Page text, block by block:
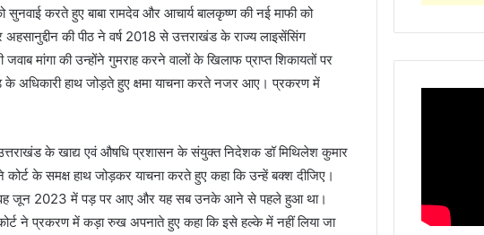
करते हुए बाबा रामदेव और आचार्य बालकृष्ण की नई माफी को
की पीठ ने वर्ष 2018 से उत्तराखंड के राज्य लाइसेंसिंग
मांगा की उन्होंने गुमराह करने वालों के खिलाफ प्राप्त शिकायतों पर
के अधिकारी हाथ जोड़ते हुए क्षमा याचना करते नजर आए। प्रकरण में
के खाद्य एवं औषधि प्रशासन के संयुक्त निदेशक डॉ मिथिलेश कुमार
कोर्ट के समक्ष हाथ जोड़कर याचना करते हुए कहा कि उन्हें बक्श दीजिए।
जून 2023 में पड़ पर आए और यह सब उनके आने से पहले हुआ था।
ने प्रकरण में कड़ा रुख अपनाते हुए कहा कि इसे हल्के में नहीं लिया जा